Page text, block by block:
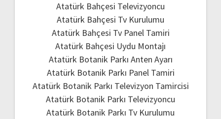
Atatürk Bahçesi Televizyoncu
Atatürk Bahçesi Tv Kurulumu
Atatürk Bahçesi Tv Panel Tamiri
Atatürk Bahçesi Uydu Montajı
Atatürk Botanik Parkı Anten Ayarı
Atatürk Botanik Parkı Panel Tamiri
Atatürk Botanik Parkı Televizyon Tamircisi
Atatürk Botanik Parkı Televizyoncu
Atatürk Botanik Parkı Tv Kurulumu